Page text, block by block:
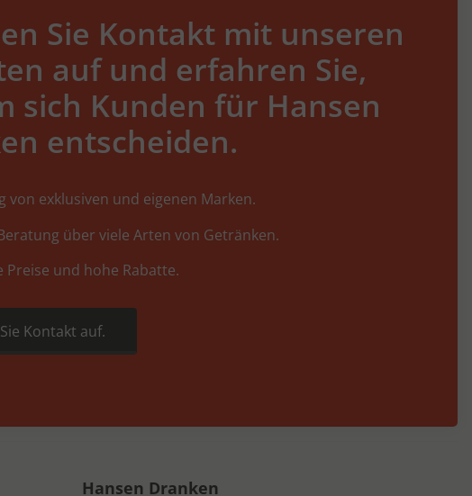
Sie Kontakt mit unseren
auf und erfahren Sie,
sich Kunden für Hansen
entscheiden.
von exklusiven und eigenen Marken.
über viele Arten von Getränken.
Preise und hohe Rabatte.
Kontakt auf.
Hansen Dranken